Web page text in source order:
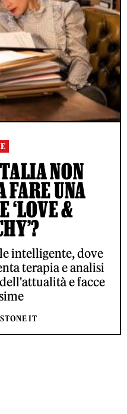
NON
FARE UNA
‘LOVE &
intelligente, dove
terapia e analisi
e facce
IT